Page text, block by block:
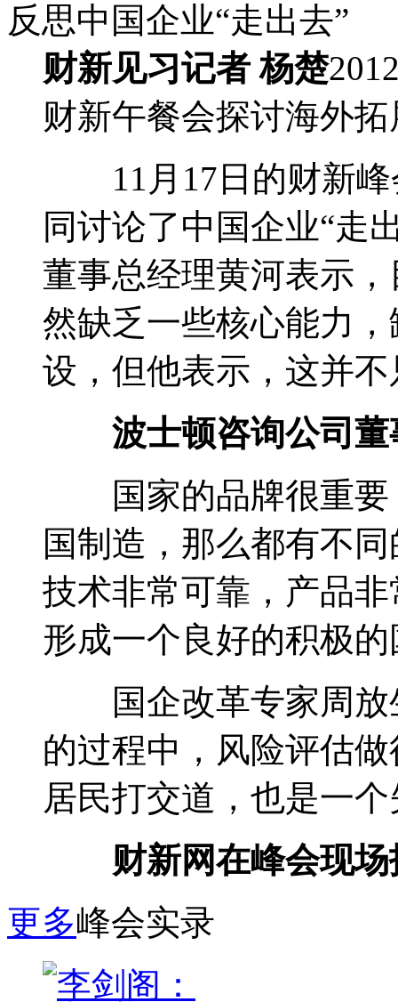
反思中国企业“走出去”
财新见习记者 杨楚
财新午餐会探讨海外
11月17日的财新峰
同讨论了中国企业“走
董事总经理黄河表示
然缺乏一些核心能力
设，但他表示，这并
波士顿咨询公司
国家的品牌很重要
国制造，那么都有不
技术非常可靠，产品
形成一个良好的积极
国企改革专家周放
的过程中，风险评估
居民打交道，也是一
财新网在峰会现
更多峰会实录